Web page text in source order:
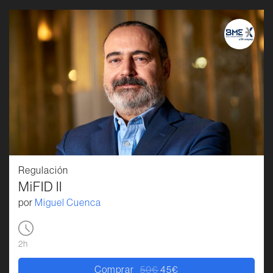
Regulación
MiFID II
por Miguel Cuenca
2h
Comprar 50€45€